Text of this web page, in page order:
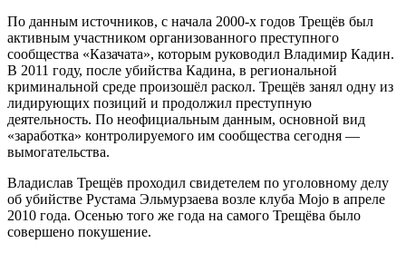
По данным источников, с начала 2000-х годов Трещёв был
активным участником организованного преступного
сообщества «Казачата», которым руководил Владимир Кадин.
В 2011 году, после убийства Кадина, в региональной
криминальной среде произошёл раскол. Трещёв занял одну из
лидирующих позиций и продолжил преступную
деятельность. По неофициальным данным, основной вид
«заработка» контролируемого им сообщества сегодня —
вымогательства.
Владислав Трещёв проходил свидетелем по уголовному делу
об убийстве Рустама Эльмурзаева возле клуба Mojo в апреле
2010 года. Осенью того же года на самого Трещёва было
совершено покушение.